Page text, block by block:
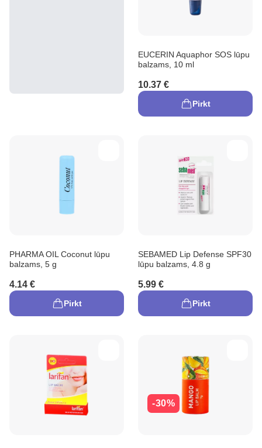
EUCERIN Aquaphor SOS lūpu
balzams, 10 ml
10.37 €
Pirkt
PHARMA OIL Coconut lūpu
balzams, 5 g
4.14 €
Pirkt
SEBAMED Lip Defense SPF30
lūpu balzams, 4.8 g
5.99 €
Pirkt
-30%